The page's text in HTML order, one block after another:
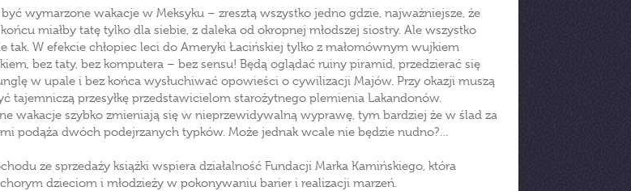
być wymarzone wakacje w Meksyku – zresztą wszystko jedno gdzie, najważniejsze, że
miałby tatę tylko dla siebie, z daleka od okropnej młodszej siostry. Ale wszystko
tak. W efekcie chłopiec leci do Ameryki Łacińskiej tylko z małomównym wujkiem
bez taty, bez komputera – bez sensu! Będą oglądać ruiny piramid, przedzierać się
w upale i bez końca wysłuchiwać opowieści o cywilizacji Majów. Przy okazji muszą
tajemniczą przesyłkę przedstawicielom starożytnego plemienia Lakandonów.
wakacje szybko zmieniają się w nieprzewidywalną wyprawę, tym bardziej że w ślad za
podąża dwóch podejrzanych typków. Może jednak wcale nie będzie nudno?…
ze sprzedaży książki wspiera działalność Fundacji Marka Kamińskiego, która
dzieciom i młodzieży w pokonywaniu barier i realizacji marzeń.